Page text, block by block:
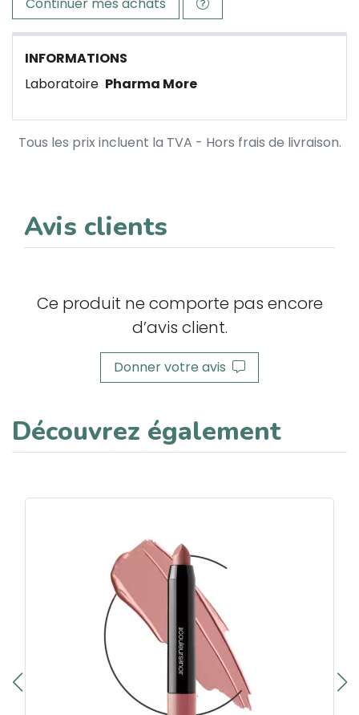
INFORMATIONS
Laboratoire Pharma More
Tous les prix incluent la TVA - Hors frais de livraison.
Avis clients
Ce produit ne comporte pas encore
d’avis client.
Donner votre avis
Découvrez également